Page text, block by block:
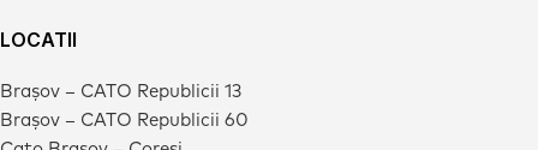
LOCATII
Brașov – CATO Republicii 13
Brașov – CATO Republicii 60